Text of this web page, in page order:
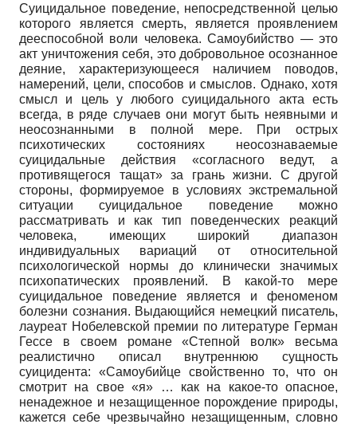
Суицидальное поведение, непосредственной целью
которого является смерть, является проявлением
дееспособной воли человека. Самоубийство — это
акт уничтожения себя, это добровольное осознанное
деяние, характеризующееся наличием поводов,
намерений, цели, способов и смыслов. Однако, хотя
смысл и цель у любого суицидального акта есть
всегда, в ряде случаев они могут быть неявными и
неосознанными в полной мере. При острых
психотических состояниях неосознаваемые
суицидальные действия «согласного ведут, а
противящегося тащат» за грань жизни. С другой
стороны, формируемое в условиях экстремальной
ситуации суицидальное поведение можно
рассматривать и как тип поведенческих реакций
человека, имеющих широкий диапазон
индивидуальных вариаций от относительной
психологической нормы до клинически значимых
психопатических проявлений. В какой-то мере
суицидальное поведение является и феноменом
болезни сознания. Выдающийся немецкий писатель,
лауреат Нобелевской премии по литературе Герман
Гессе в своем романе «Степной волк» весьма
реалистично описал внутреннюю сущность
суицидента: «Самоубийце свойственно то, что он
смотрит на свое «я» … как на какое-то опасное,
ненадежное и незащищенное порождение природы,
кажется себе чрезвычайно незащищенным, словно